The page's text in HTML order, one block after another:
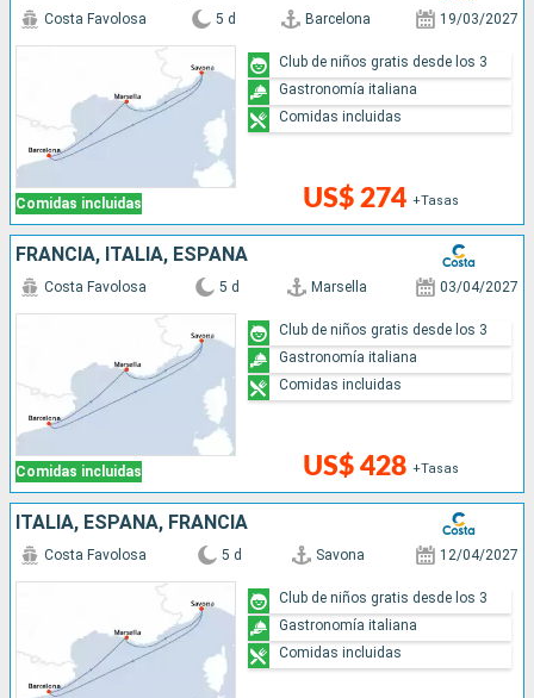
Comidas incluidas
Costa Favolosa 5 d Barcelona 19/03/2027
US$ 274 +Tasas
Club de niños gratis desde los 3
Gastronomía italiana
Comidas incluidas
FRANCIA, ITALIA, ESPAÑA
Comidas incluidas
Costa Favolosa 5 d Marsella 03/04/2027
US$ 428 +Tasas
Club de niños gratis desde los 3
Gastronomía italiana
Comidas incluidas
ITALIA, ESPAÑA, FRANCIA
Costa Favolosa 5 d Savona 12/04/2027
Club de niños gratis desde los 3
Gastronomía italiana
Comidas incluidas